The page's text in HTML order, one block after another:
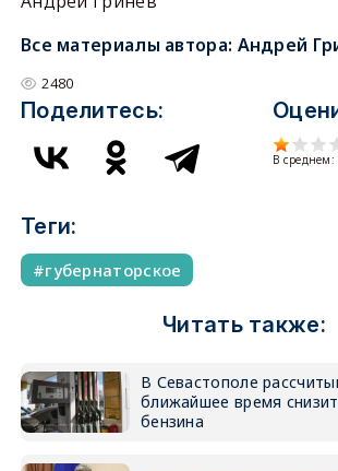
Все материалы автора: Андрей
2480
Поделитесь:
В среднем:
Теги:
губернаторское
Читать также:
В Севастополе
ближайшее время
бензина